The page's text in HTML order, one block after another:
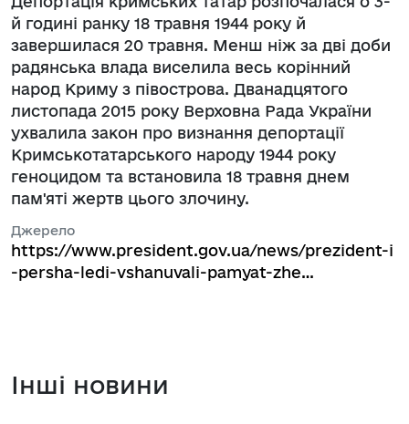
й годині ранку 18 травня 1944 року й
завершилася 20 травня. Менш ніж за дві доби
радянська влада виселила весь корінний
народ Криму з півострова. Дванадцятого
листопада 2015 року Верховна Рада України
ухвалила закон про визнання депортації
Кримськотатарського народу 1944 року
геноцидом та встановила 18 травня днем
пам'яті жертв цього злочину.
Джерело
https://www.president.gov.ua/news/prezident-i
-persha-ledi-vshanuvali-pamyat-zhe…
Інші новини